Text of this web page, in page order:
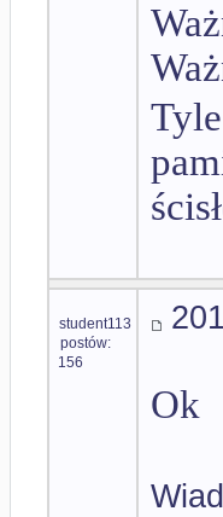
student113
postów:
156
Ok